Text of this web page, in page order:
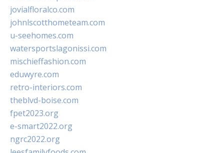
jovialfloralco.com
johnlscotthometeam.com
u-seehomes.com
watersportslagonissi.com
mischieffashion.com
eduwyre.com
retro-interiors.com
theblvd-boise.com
fpet2023.org
e-smart2022.org
ngrc2022.org